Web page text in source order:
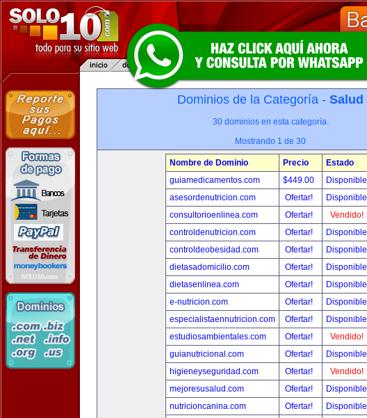
Dominios de la Categoría - Salud
30 dominios en esta categoría.
Mostrando 1 de 30
Nombre de Dominio Precio
Estado
guiamedicamentos.com
$449.00
Disponible
asesordenutricion.com
Ofertar!
Disponible
consultorioenlinea.com
Ofertar!
Vendido!
controldenutricion.com
Ofertar!
Disponible
controldeobesidad.com
Ofertar!
Disponible
dietasadomicilio.com
Ofertar!
Disponible
dietasenlinea.com
Ofertar!
Disponible
e-nutricion.com
Ofertar!
Disponible
especialistaennutricion.com
Ofertar!
Disponible
estudiosambientales.com
Ofertar!
Vendido!
guianutricional.com
Ofertar!
Disponible
higieneyseguridad.com
Ofertar!
Vendido!
mejoresusalud.com
Ofertar!
Disponible
nutricioncanina.com
Ofertar!
Disponible